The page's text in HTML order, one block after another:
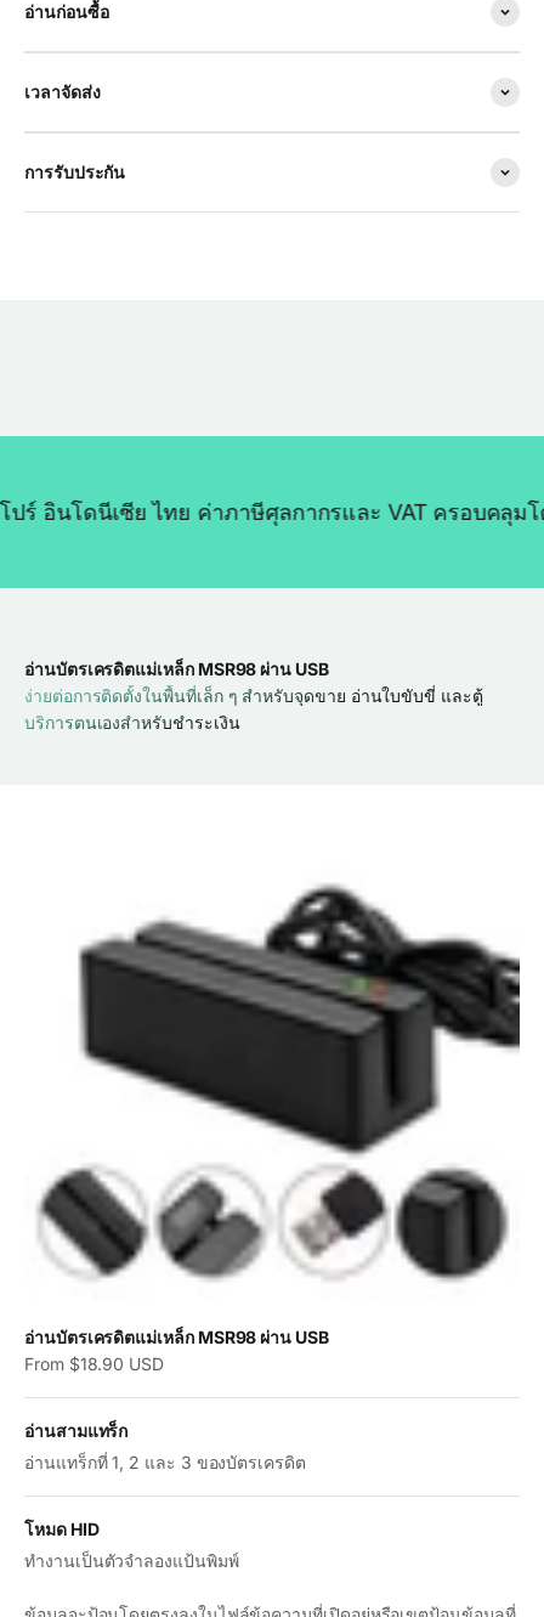
อ่านก่อนซื้อ
เวลาจัดส่ง
การรับประกัน
ซีย ไทย ค่าภาษีศุลกากรและ VAT ครอบคลุมโดยเรา ส
อ่านบัตรเครดิตแม่เหล็ก MSR98 ผ่าน USB
ง่ายต่อการติดตั้งในพื้นที่เล็ก ๆ สำหรับจุดขาย อ่านใบขับขี่ และตู้
บริการตนเองสำหรับชำระเงิน
อ่านบัตรเครดิตแม่เหล็ก MSR98 ผ่าน USB
Sale price
From $18.90 USD
อ่านสามแทร็ก
อ่านแทร็กที่ 1, 2 และ 3 ของบัตรเครดิต
โหมด HID
ทำงานเป็นตัวจำลองแป้นพิมพ์